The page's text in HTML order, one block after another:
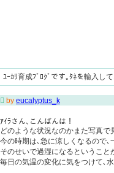
ﾕｰｶﾘ育成ﾌﾞﾛｸﾞです｡ﾀﾈを輸入し
 by eucalyptus_k
ｱｲﾗさん､こんばんは！
どのような状況なのかまた写真で
今の時期は､急に涼しくなるので､
そのせいで過湿になるということ
毎日の気温の変化に気をつけて､